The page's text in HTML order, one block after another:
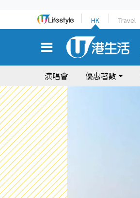
HK Travel
演唱會 優惠著數